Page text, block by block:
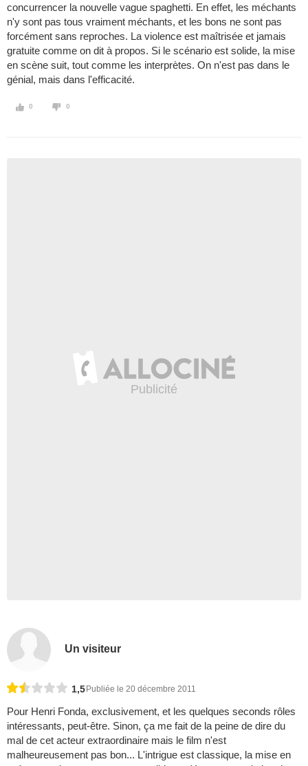
concurrencer la nouvelle vague spaghetti. En effet, les méchants
n'y sont pas tous vraiment méchants, et les bons ne sont pas
forcément sans reproches. La violence est maîtrisée et jamais
gratuite comme on dit à propos. Si le scénario est solide, la mise
en scène suit, tout comme les interprètes. On n'est pas dans le
génial, mais dans l'efficacité.
0 0
Un visiteur
1,5 Publiée le 20 décembre 2011
Pour Henri Fonda, exclusivement, et les quelques seconds rôles
intéressants, peut-être. Sinon, ça me fait de la peine de dire du
mal de cet acteur extraordinaire mais le film n'est
malheureusement pas bon... L'intrigue est classique, la mise en